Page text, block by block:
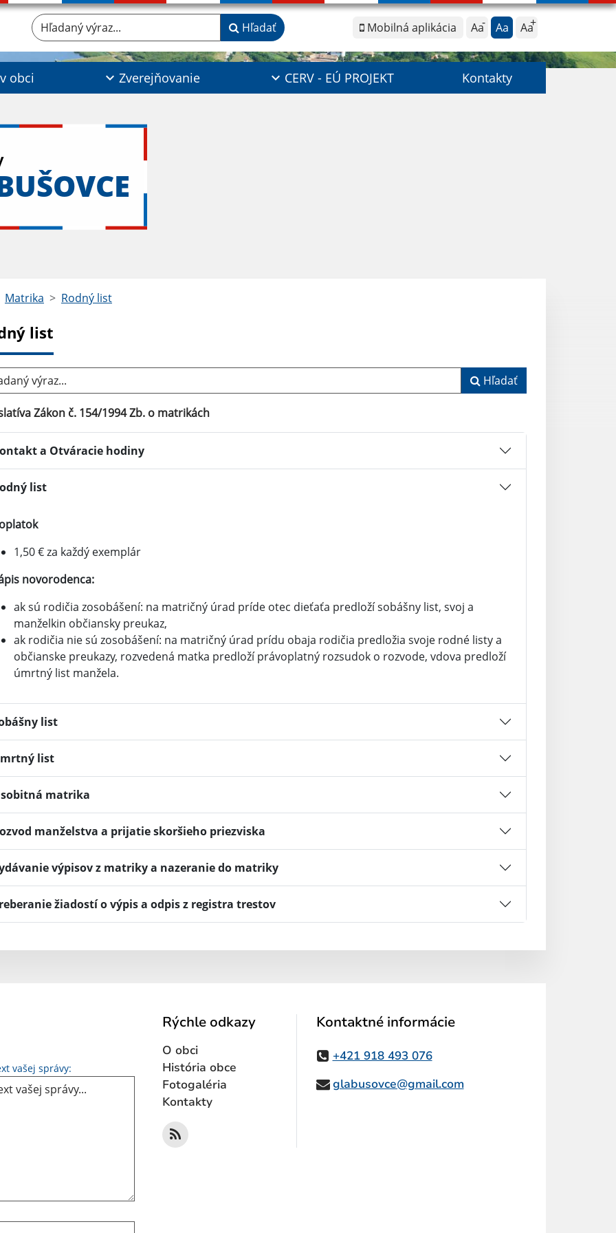
Mobilná aplikácia Aa Aa Aa
Hľadaný výraz... Hľadať
obci Zverejňovanie CERV - EÚ PROJEKT Kontakty
Matrika Rodný list
list
výraz... Hľadať
Zákon č. 154/1994 Zb. o matrikách
a Otváracie hodiny
list
1,50 € za každý exemplár
novorodenca:
ak sú rodičia zosobášení: na matričný úrad príde otec dieťaťa predloží sobášny list, svoj a
manželkin občiansky preukaz,
ak rodičia nie sú zosobášení: na matričný úrad prídu obaja rodičia predložia svoje rodné listy a
občianske preukazy, rozvedená matka predloží právoplatný rozsudok o rozvode, vdova predloží
úmrtný list manžela.
list
list
matrika
manželstva a prijatie skoršieho priezviska
výpisov z matriky a nazeranie do matriky
žiadostí o výpis a odpis z registra trestov
vašej správy: Text vašej správy...
Rýchle odkazy
O obci
História obce
Fotogaléria
Kontakty
Kontaktné informácie
+421 918 493 076
glabusovce@gmail.com